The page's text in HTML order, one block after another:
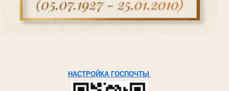
НАСТРОЙКА ГОСПОЧТЫ